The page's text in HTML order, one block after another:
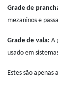
Grade de
mezaninos e
Grade de vala:A
usado em
Estes são